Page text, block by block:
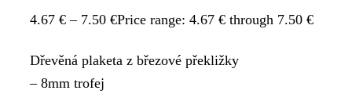
4.67 € – 7.50 €Price range: 4.67 € through 7.50 €
Dřevěná plaketa z březové překližky
– 8mm trofej